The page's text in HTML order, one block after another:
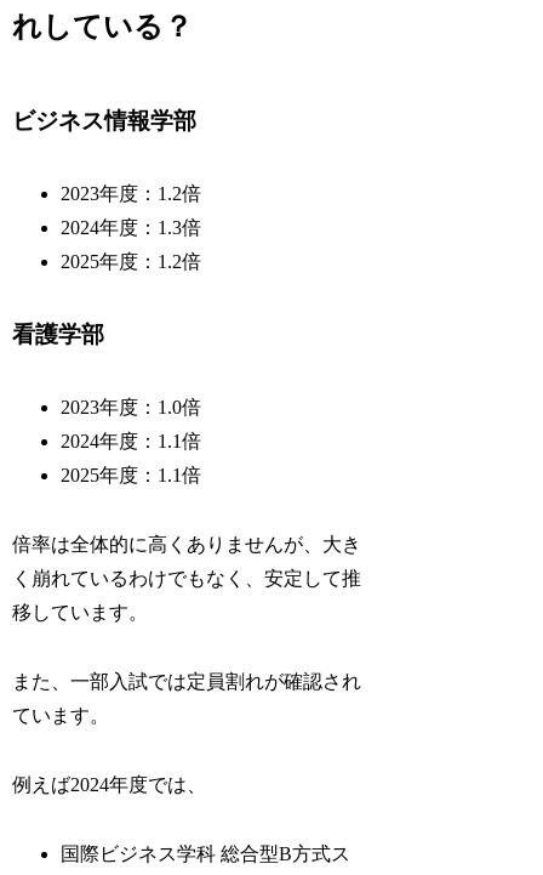
れしている？
ビジネス情報学部
2023年度：1.2倍
2024年度：1.3倍
2025年度：1.2倍
看護学部
2023年度：1.0倍
2024年度：1.1倍
2025年度：1.1倍
倍率は全体的に高くありませんが、大き
く崩れているわけでもなく、安定して推
移しています。
また、一部入試では定員割れが確認され
ています。
例えば2024年度では、
国際ビジネス学科 総合型B方式ス